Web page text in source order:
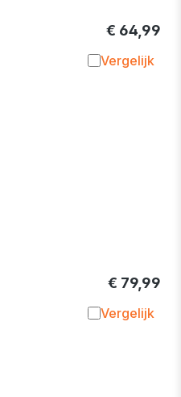
€ 64,99
Vergelijk
€ 79,99
Vergelijk